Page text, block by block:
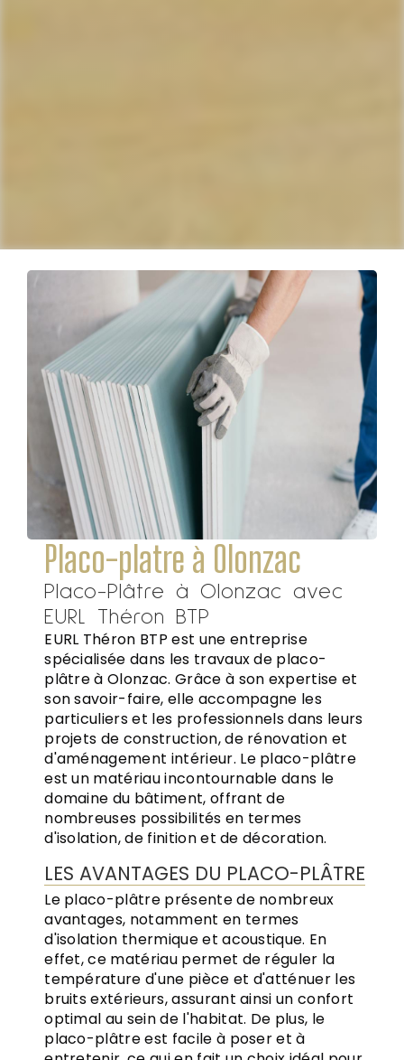
Placo-platre à Olonzac
Placo-Plâtre à Olonzac avec
EURL Théron BTP
EURL Théron BTP est une entreprise
spécialisée dans les travaux de placo-
plâtre à Olonzac. Grâce à son expertise et
son savoir-faire, elle accompagne les
particuliers et les professionnels dans leurs
projets de construction, de rénovation et
d'aménagement intérieur. Le placo-plâtre
est un matériau incontournable dans le
domaine du bâtiment, offrant de
nombreuses possibilités en termes
d'isolation, de finition et de décoration.
LES AVANTAGES DU PLACO-PLÂTRE
Le placo-plâtre présente de nombreux
avantages, notamment en termes
d'isolation thermique et acoustique. En
effet, ce matériau permet de réguler la
température d'une pièce et d'atténuer les
bruits extérieurs, assurant ainsi un confort
optimal au sein de l'habitat. De plus, le
placo-plâtre est facile à poser et à